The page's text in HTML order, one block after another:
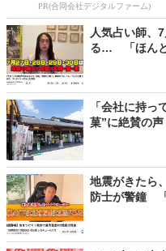
PR(合同会社デジタルファーム)
人気占い師、
る… 「ほんと
「会社に持っ
菓”に絶賛の
地震がきたら
防士が警鐘